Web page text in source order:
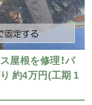
屋根を修理！パ
約4万円(工期 1